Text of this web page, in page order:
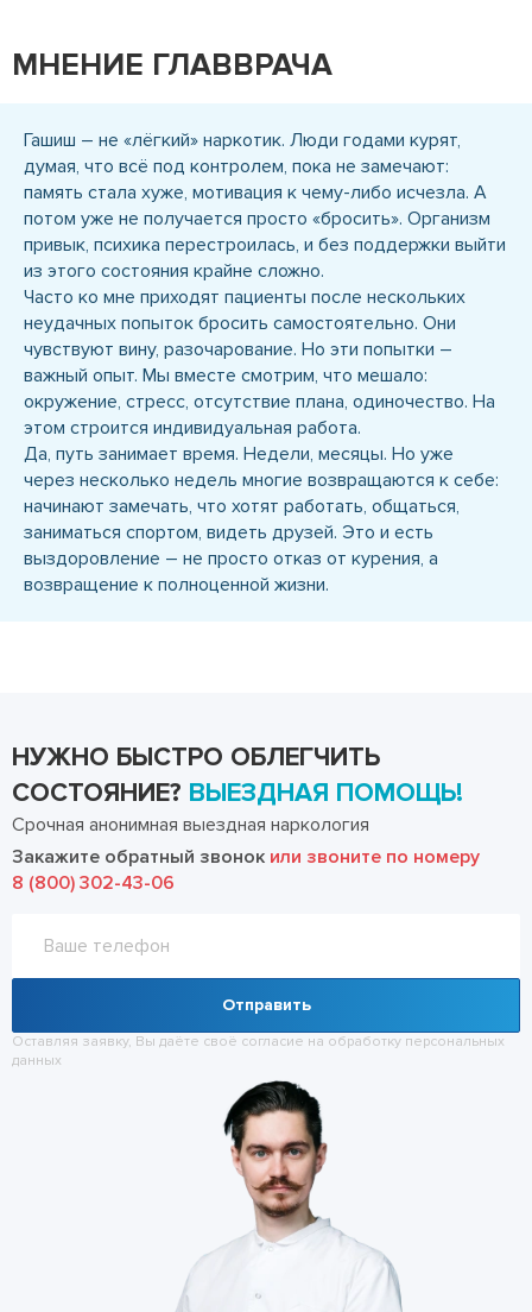
МНЕНИЕ ГЛАВВРАЧА
Гашиш – не «лёгкий» наркотик. Люди годами курят,
думая, что всё под контролем, пока не замечают:
память стала хуже, мотивация к чему-либо исчезла. А
потом уже не получается просто «бросить». Организм
привык, психика перестроилась, и без поддержки выйти
из этого состояния крайне сложно.
Часто ко мне приходят пациенты после нескольких
неудачных попыток бросить самостоятельно. Они
чувствуют вину, разочарование. Но эти попытки –
важный опыт. Мы вместе смотрим, что мешало:
окружение, стресс, отсутствие плана, одиночество. На
этом строится индивидуальная работа.
Да, путь занимает время. Недели, месяцы. Но уже
через несколько недель многие возвращаются к себе:
начинают замечать, что хотят работать, общаться,
заниматься спортом, видеть друзей. Это и есть
выздоровление – не просто отказ от курения, а
возвращение к полноценной жизни.
НУЖНО БЫСТРО ОБЛЕГЧИТЬ
СОСТОЯНИЕ? ВЫЕЗДНАЯ ПОМОЩЬ!
Срочная анонимная выездная наркология
Закажите обратный звонок или звоните по номеру
8 (800) 302-43-06
Отправить
Оставляя заявку, Вы даёте своё согласие на обработку персональных
данных